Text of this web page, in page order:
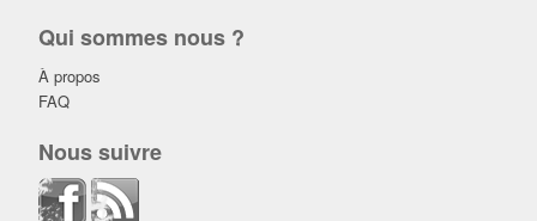
Qui sommes nous ?
À propos
FAQ
Nous suivre